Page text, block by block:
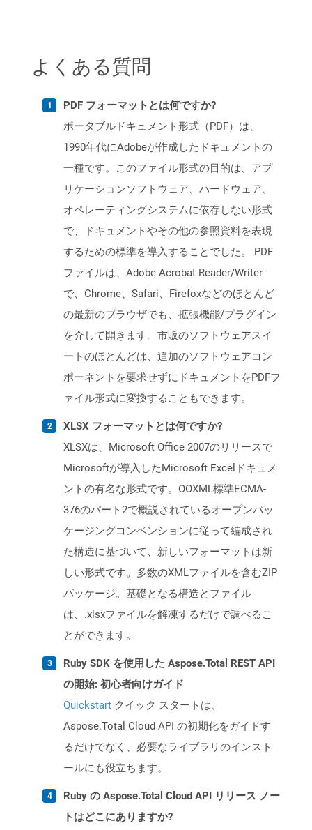
よくある質問
PDF フォーマットとは何ですか?
ポータブルドキュメント形式（PDF）は、
1990年代にAdobeが作成したドキュメントの
一種です。このファイル形式の目的は、アプ
リケーションソフトウェア、ハードウェア、
オペレーティングシステムに依存しない形式
で、ドキュメントやその他の参照資料を表現
するための標準を導入することでした。 PDF
ファイルは、Adobe Acrobat Reader/Writer
で、Chrome、Safari、Firefoxなどのほとんど
の最新のブラウザでも、拡張機能/プラグイン
を介して開きます。市販のソフトウェアスイ
ートのほとんどは、追加のソフトウェアコン
ポーネントを要求せずにドキュメントをPDFフ
ァイル形式に変換することもできます。
XLSX フォーマットとは何ですか?
XLSXは、Microsoft Office 2007のリリースで
Microsoftが導入したMicrosoft Excelドキュメ
ントの有名な形式です。OOXML標準ECMA-
376のパート2で概説されているオープンパッ
ケージングコンベンションに従って編成され
た構造に基づいて、新しいフォーマットは新
しい形式です。多数のXMLファイルを含むZIP
パッケージ。基礎となる構造とファイル
は、.xlsxファイルを解凍するだけで調べるこ
とができます。
Ruby SDK を使用した Aspose.Total REST API
の開始: 初心者向けガイド
Quickstart クイック スタートは、
Aspose.Total Cloud API の初期化をガイドす
るだけでなく、必要なライブラリのインスト
ールにも役立ちます。
Ruby の Aspose.Total Cloud API リリース ノー
トはどこにありますか?